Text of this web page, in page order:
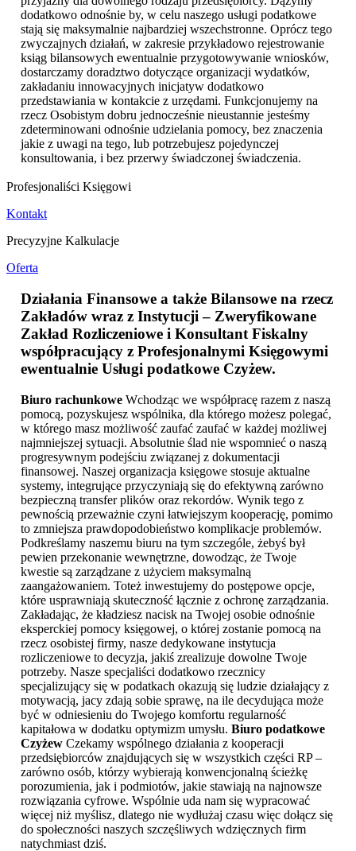
dodatkowo odnośnie by, w celu naszego usługi podatkowe
stają się maksymalnie najbardziej wszechstronne. Oprócz tego
zwyczajnych działań, w zakresie przykładowo rejestrowanie
ksiąg bilansowych ewentualnie przygotowywanie wniosków,
dostarczamy doradztwo dotyczące organizacji wydatków,
zakładaniu innowacyjnych inicjatyw dodatkowo
przedstawiania w kontakcie z urzędami. Funkcjonujemy na
rzecz Osobistym dobru jednocześnie nieustannie jesteśmy
zdeterminowani odnośnie udzielania pomocy, bez znaczenia
jakie z uwagi na tego, lub potrzebujesz pojedynczej
konsultowania, i bez przerwy świadczonej świadczenia.
Profesjonaliści Księgowi
Kontakt
Precyzyjne Kalkulacje
Oferta
Działania Finansowe a także Bilansowe na rzecz
Zakładów wraz z Instytucji – Zweryfikowane
Zakład Rozliczeniowe i Konsultant Fiskalny
współpracujący z Profesjonalnymi Księgowymi
ewentualnie Usługi podatkowe Czyżew.
Biuro rachunkowe Wchodząc we współpracę razem z naszą
pomocą, pozyskujesz wspólnika, dla którego możesz polegać,
w którego masz możliwość zaufać zaufać w każdej możliwej
najmniejszej sytuacji. Absolutnie ślad nie wspomnieć o naszą
progresywnym podejściu związanej z dokumentacji
finansowej. Naszej organizacja księgowe stosuje aktualne
systemy, integrujące przyczyniają się do efektywną zarówno
bezpieczną transfer plików oraz rekordów. Wynik tego z
pewnością przeważnie czyni łatwiejszym kooperację, pomimo
to zmniejsza prawdopodobieństwo komplikacje problemów.
Podkreślamy naszemu biuru na tym szczególe, żebyś był
pewien przekonanie wewnętrzne, dowodząc, że Twoje
kwestie są zarządzane z użyciem maksymalną
zaangażowaniem. Toteż inwestujemy do postępowe opcje,
które usprawniają skuteczność łącznie z ochronę zarządzania.
Zakładając, że kładziesz nacisk na Twojej osobie odnośnie
eksperckiej pomocy księgowej, o której zostanie pomocą na
rzecz osobistej firmy, nasze dedykowane instytucja
rozliczeniowe to decyzja, jakiś zrealizuje dowolne Twoje
potrzeby. Nasze specjaliści dodatkowo rzecznicy
specjalizujący się w podatkach okazują się ludzie działający z
motywacją, jacy zdają sobie sprawę, na ile decydująca może
być w odniesieniu do Twojego komfortu regularność
kapitałowa w dodatku optymizm umysłu. Biuro podatkowe
Czyżew Czekamy wspólnego działania z kooperacji
przedsiębiorców znajdujących się w wszystkich części RP –
zarówno osób, którzy wybierają konwencjonalną ścieżkę
porozumienia, jak i podmiotów, jakie stawiają na najnowsze
rozwiązania cyfrowe. Wspólnie uda nam się wypracować
więcej niż myślisz, dlatego nie wydłużaj czasu więc dołącz się
do społeczności naszych szczęśliwych wdzięcznych firm
natychmiast dziś.